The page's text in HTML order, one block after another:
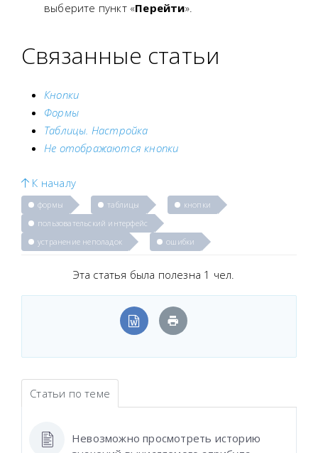
выберите пункт «Перейти».
Связанные статьи
Кнопки
Формы
Таблицы. Настройка
Не отображаются кнопки
К началу
формы таблицы
кнопки
пользовательский интерфейс
устранение неполадок
ошибки
Эта статья была полезна 1 чел.
Статьи по теме
Невозможно просмотреть историю